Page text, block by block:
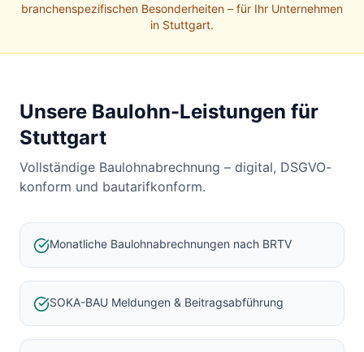
branchenspezifischen Besonderheiten – für Ihr Unternehmen
in Stuttgart.
Unsere Baulohn-Leistungen für
Stuttgart
Vollständige Baulohnabrechnung – digital, DSGVO-
konform und bautarifkonform.
Monatliche Baulohnabrechnungen nach BRTV
SOKA-BAU Meldungen & Beitragsabführung
Baulohnabrechnung Backnang
Baulohnabrechnung Stuttgart
Baulohnabrechnung Heilbronn